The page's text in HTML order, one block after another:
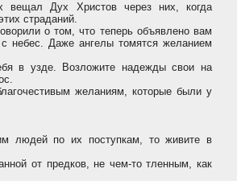
вещал Дух Христов через них, когда
страданий.
о том, что теперь объявлено вам
небес. Даже ангелы томятся желанием
в узде. Возложите надежды свои на
желаниям, которые были у
людей по их поступкам, то живите в
от предков, не чем-то тленным, как